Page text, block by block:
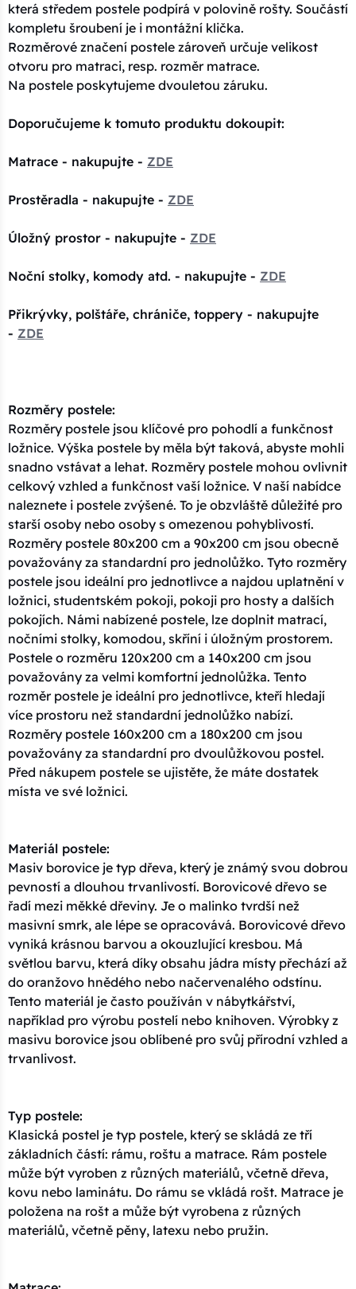
která středem postele podpírá v polovině rošty. Součástí
kompletu šroubení je i montážní klička.
Rozměrové značení postele zároveň určuje velikost
otvoru pro matraci, resp. rozměr matrace.
Na postele poskytujeme dvouletou záruku.
Doporučujeme k tomuto produktu dokoupit:
Matrace - nakupujte - ZDE
Prostěradla - nakupujte - ZDE
Úložný prostor - nakupujte - ZDE
Noční stolky, komody atd. - nakupujte - ZDE
Přikrývky, polštáře, chrániče, toppery - nakupujte
- ZDE
Rozměry postele:
Rozměry postele jsou klíčové pro pohodlí a funkčnost
ložnice. Výška postele by měla být taková, abyste mohli
snadno vstávat a lehat. Rozměry postele mohou ovlivnit
celkový vzhled a funkčnost vaší ložnice. V naší nabídce
naleznete i postele zvýšené. To je obzvláště důležité pro
starší osoby nebo osoby s omezenou pohyblivostí.
Rozměry postele 80x200 cm a 90x200 cm jsou obecně
považovány za standardní pro jednolůžko. Tyto rozměry
postele jsou ideální pro jednotlivce a najdou uplatnění v
ložnici, studentském pokoji, pokoji pro hosty a dalších
pokojích. Námi nabízené postele, lze doplnit matrací,
nočními stolky, komodou, skříní i úložným prostorem.
Postele o rozměru 120x200 cm a 140x200 cm jsou
považovány za velmi komfortní jednolůžka. Tento
rozměr postele je ideální pro jednotlivce, kteří hledají
více prostoru než standardní jednolůžko nabízí.
Rozměry postele 160x200 cm a 180x200 cm jsou
považovány za standardní pro dvoulůžkovou postel.
Před nákupem postele se ujistěte, že máte dostatek
místa ve své ložnici.
Materiál postele:
Masiv borovice je typ dřeva, který je známý svou dobrou
pevností a dlouhou trvanlivostí. Borovicové dřevo se
řadí mezi měkké dřeviny. Je o malinko tvrdší než
masivní smrk, ale lépe se opracovává. Borovicové dřevo
vyniká krásnou barvou a okouzlující kresbou. Má
světlou barvu, která díky obsahu jádra místy přechází až
do oranžovo hnědého nebo načervenalého odstínu.
Tento materiál je často používán v nábytkářství,
například pro výrobu postelí nebo knihoven. Výrobky z
masivu borovice jsou oblíbené pro svůj přírodní vzhled a
trvanlivost.
Typ postele:
Klasická postel je typ postele, který se skládá ze tří
základních částí: rámu, roštu a matrace. Rám postele
může být vyroben z různých materiálů, včetně dřeva,
kovu nebo laminátu. Do rámu se vkládá rošt. Matrace je
položena na rošt a může být vyrobena z různých
materiálů, včetně pěny, latexu nebo pružin.